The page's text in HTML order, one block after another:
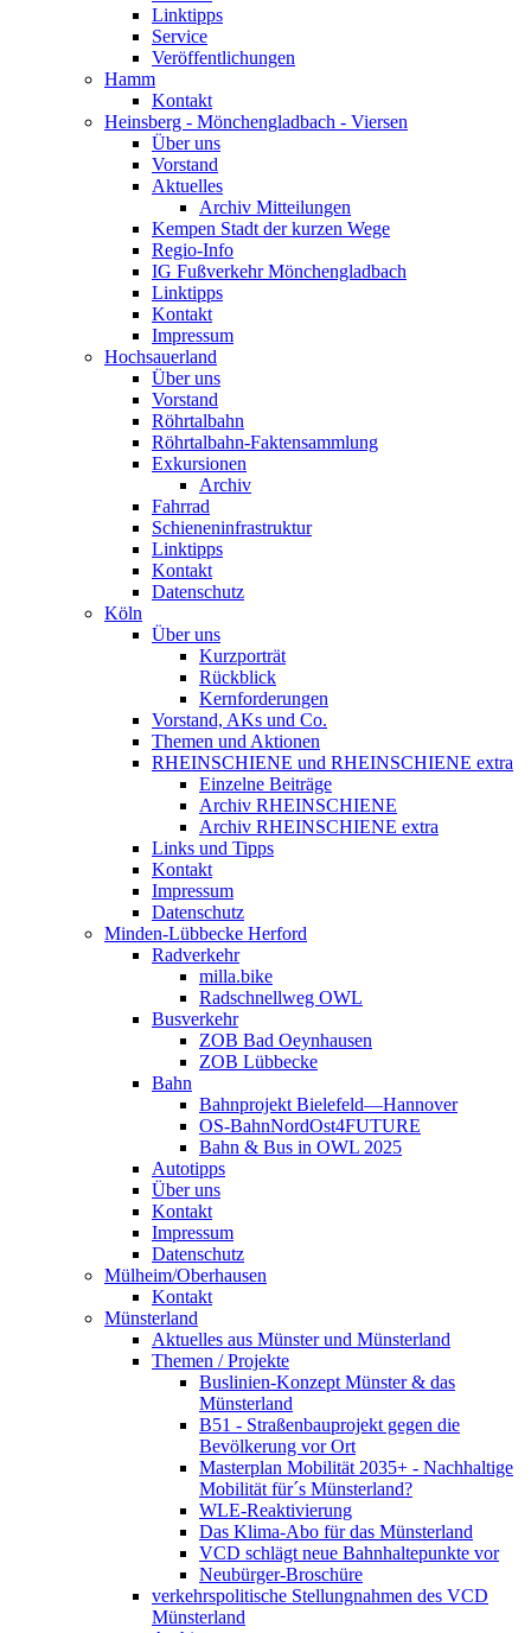
Linktipps
Service
Veröffentlichungen
Hamm
Kontakt
Heinsberg - Mönchengladbach - Viersen
Über uns
Vorstand
Aktuelles
Archiv Mitteilungen
Kempen Stadt der kurzen Wege
Regio-Info
IG Fußverkehr Mönchengladbach
Linktipps
Kontakt
Impressum
Hochsauerland
Über uns
Vorstand
Röhrtalbahn
Röhrtalbahn-Faktensammlung
Exkursionen
Archiv
Fahrrad
Schieneninfrastruktur
Linktipps
Kontakt
Datenschutz
Köln
Über uns
Kurzporträt
Rückblick
Kernforderungen
Vorstand, AKs und Co.
Themen und Aktionen
RHEINSCHIENE und RHEINSCHIENE extra
Einzelne Beiträge
Archiv RHEINSCHIENE
Archiv RHEINSCHIENE extra
Links und Tipps
Kontakt
Impressum
Datenschutz
Minden-Lübbecke Herford
Radverkehr
milla.bike
Radschnellweg OWL
Busverkehr
ZOB Bad Oeynhausen
ZOB Lübbecke
Bahn
Bahnprojekt Bielefeld—Hannover
OS-BahnNordOst4FUTURE
Bahn & Bus in OWL 2025
Autotipps
Über uns
Kontakt
Impressum
Datenschutz
Mülheim/Oberhausen
Kontakt
Münsterland
Aktuelles aus Münster und Münsterland
Themen / Projekte
Buslinien-Konzept Münster & das
Münsterland
B51 - Straßenbauprojekt gegen die
Bevölkerung vor Ort
Masterplan Mobilität 2035+ - Nachhaltige
Mobilität für´s Münsterland?
WLE-Reaktivierung
Das Klima-Abo für das Münsterland
VCD schlägt neue Bahnhaltepunkte vor
Neubürger-Broschüre
verkehrspolitische Stellungnahmen des VCD
Münsterland